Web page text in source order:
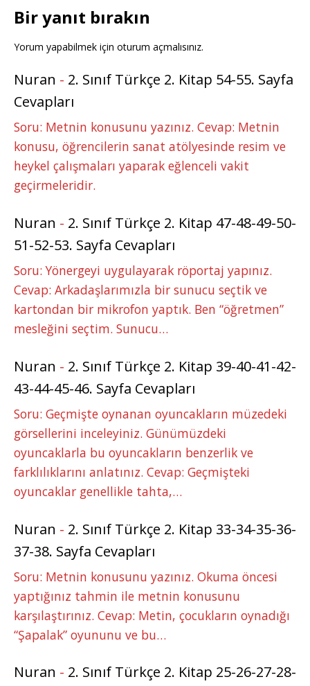
Bir yanıt bırakın
Yorum yapabilmek için oturum açmalısınız.
Nuran - 2. Sınıf Türkçe 2. Kitap 54-55. Sayfa
Cevapları
Soru: Metnin konusunu yazınız. Cevap: Metnin
konusu, öğrencilerin sanat atölyesinde resim ve
heykel çalışmaları yaparak eğlenceli vakit
geçirmeleridir.
Nuran - 2. Sınıf Türkçe 2. Kitap 47-48-49-50-
51-52-53. Sayfa Cevapları
Soru: Yönergeyi uygulayarak röportaj yapınız.
Cevap: Arkadaşlarımızla bir sunucu seçtik ve
kartondan bir mikrofon yaptık. Ben “öğretmen”
mesleğini seçtim. Sunucu…
Nuran - 2. Sınıf Türkçe 2. Kitap 39-40-41-42-
43-44-45-46. Sayfa Cevapları
Soru: Geçmişte oynanan oyuncakların müzedeki
görsellerini inceleyiniz. Günümüzdeki
oyuncaklarla bu oyuncakların benzerlik ve
farklılıklarını anlatınız. Cevap: Geçmişteki
oyuncaklar genellikle tahta,…
Nuran - 2. Sınıf Türkçe 2. Kitap 33-34-35-36-
37-38. Sayfa Cevapları
Soru: Metnin konusunu yazınız. Okuma öncesi
yaptığınız tahmin ile metnin konusunu
karşılaştırınız. Cevap: Metin, çocukların oynadığı
“Şapalak” oyununu ve bu…
Nuran - 2. Sınıf Türkçe 2. Kitap 25-26-27-28-